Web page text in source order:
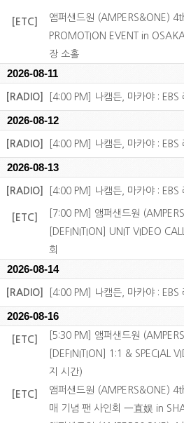
[ETC]
앰퍼샌드원 (AMPERS&ONE)
PROMOTION EVENT in
장 소홀
2026-08-11
[RADIO] [4:00 PM] 나캠든, 마카야 : EBS
2026-08-12
[RADIO] [4:00 PM] 나캠든, 마카야 : EBS
2026-08-13
[RADIO] [4:00 PM] 나캠든, 마카야 : EBS
[ETC]
[7:00 PM] 앰퍼샌드원
[DEFINITION] UNIT VIDEO
회
2026-08-14
[RADIO] [4:00 PM] 나캠든, 마카야 : EBS
2026-08-16
[ETC]
[5:30 PM] 앰퍼샌드원
[DEFINITION] 1:1 & SPECIAL
지 시간)
[ETC]
앰퍼샌드원 (AMPERS&ONE)
매 기념 팬 사인회 一直娱 in